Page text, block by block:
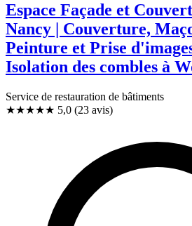
Espace Façade et
Nancy | Couverture,
Peinture et Prise
Isolation des combles à
Service de restauration de bâtiments
★★★★★ 5,0 (23 avis)